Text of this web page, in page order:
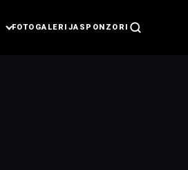
FOTOGALERIJA SPONZORI